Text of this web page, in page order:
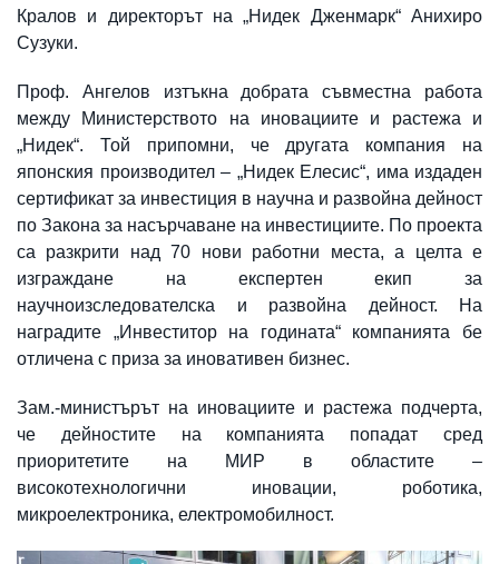
Кралов и директорът на „Нидек Дженмарк“ Анихиро
Сузуки.
Проф. Ангелов изтъкна добрата съвместна работа
между Министерството на иновациите и растежа и
„Нидек“. Той припомни, че другата компания на
японския производител – „Нидек Елесис“, има издаден
сертификат за инвестиция в научна и развойна дейност
по Закона за насърчаване на инвестициите. По проекта
са разкрити над 70 нови работни места, а целта е
изграждане на експертен екип за
научноизследователска и развойна дейност. На
наградите „Инвеститор на годината“ компанията бе
отличена с приза за иновативен бизнес.
Зам.-министърът на иновациите и растежа подчерта,
че дейностите на компанията попадат сред
приоритетите на МИР в областите –
високотехнологични иновации, роботика,
микроелектроника, електромобилност.